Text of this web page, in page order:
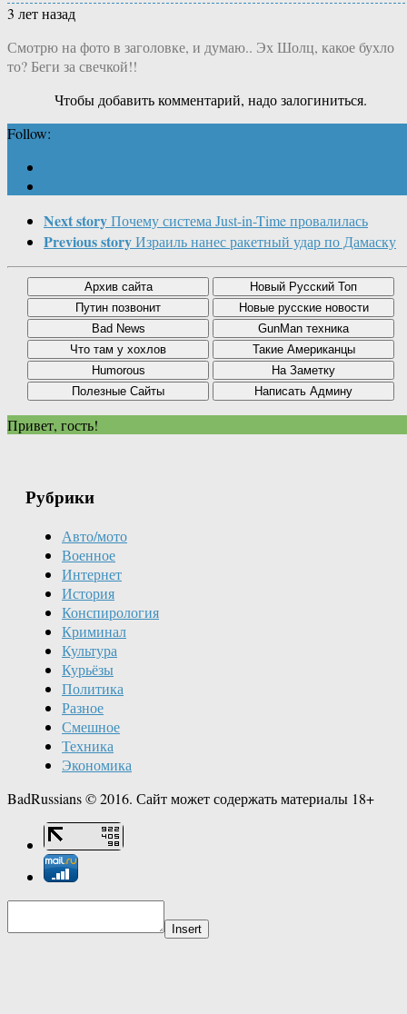
3 лет назад
Смотрю на фото в заголовке, и думаю.. Эх Шолц, какое бухло
то? Беги за свечкой!!
Чтобы добавить комментарий, надо залогиниться.
Follow:
Next storyПочему система Just-in-Time провалилась
Previous storyИзраиль нанес ракетный удар по Дамаску
Привет, гость!
Рубрики
Авто/мото
Военное
Интернет
История
Конспирология
Криминал
Культура
Курьёзы
Политика
Разное
Смешное
Техника
Экономика
BadRussians © 2016. Сайт может содержать материалы 18+
Insert